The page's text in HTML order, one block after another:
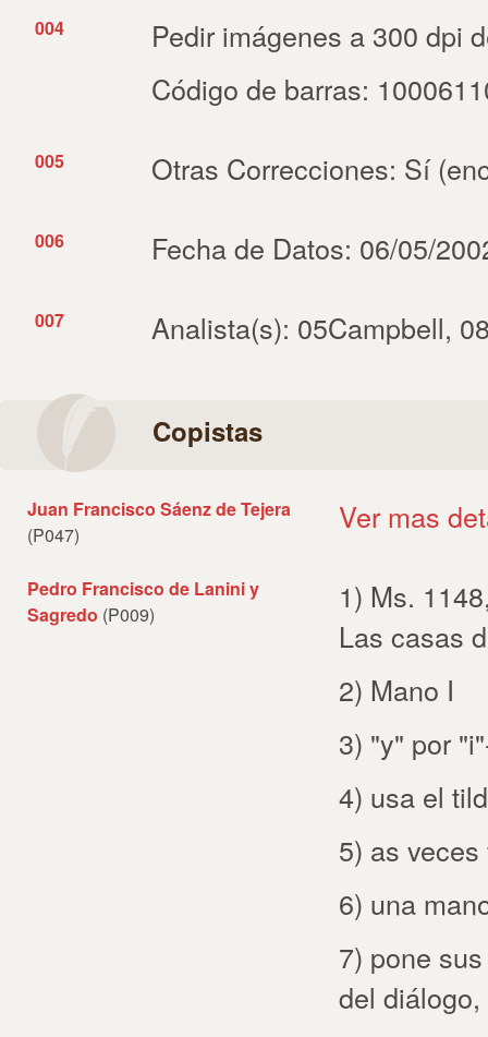
004
Pedir imágenes a 300 dpi
Código de barras:
005 Otras Correcciones: Sí
006 Fecha de Datos: 06/05/
007 Analista(s): 05Campbell,
Copistas
Juan Francisco Sáenz de Tejera
(P047)
Ver mas
Pedro Francisco de Lanini y
Sagredo (P009)
1) Ms.
Las casas
2) Mano I
3) "y" por
4) usa el
5) as
6) una
7) pone
del